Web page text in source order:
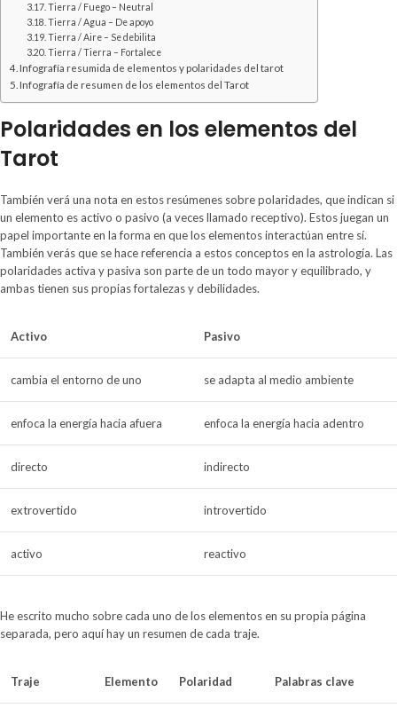
Tierra / Fuego – Neutral
Tierra / Agua – De apoyo
Tierra / Aire – Se debilita
Tierra / Tierra – Fortalece
Infografía resumida de elementos y polaridades del tarot
Infografía de resumen de los elementos del Tarot
Polaridades en los elementos del
Tarot
También verá una nota en estos resúmenes sobre polaridades, que indican si
un elemento es activo o pasivo (a veces llamado receptivo). Estos juegan un
papel importante en la forma en que los elementos interactúan entre sí.
También verás que se hace referencia a estos conceptos en la astrología. Las
polaridades activa y pasiva son parte de un todo mayor y equilibrado, y
ambas tienen sus propias fortalezas y debilidades.
Activo Pasivo
cambia el entorno de uno se adapta al medio ambiente
enfoca la energía hacia afuera enfoca la energía hacia adentro
directo indirecto
extrovertido introvertido
activo reactivo
He escrito mucho sobre cada uno de los elementos en su propia página
separada, pero aquí hay un resumen de cada traje.
Traje Elemento Polaridad Palabras clave